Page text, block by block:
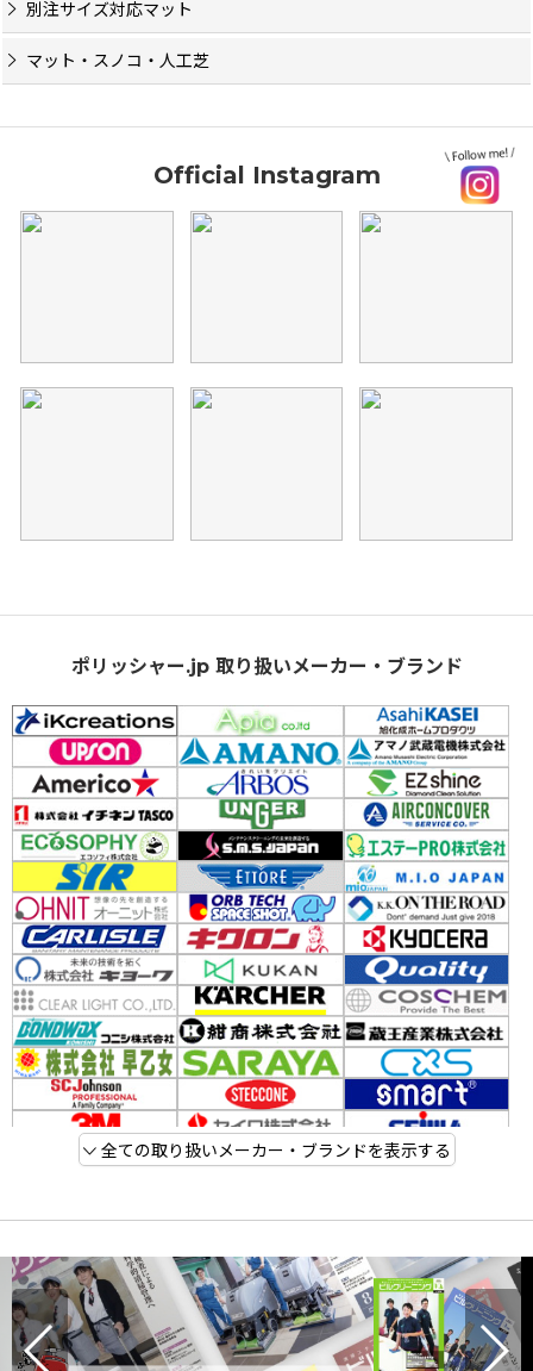
別注サイズ対応マット
マット・スノコ・人工芝
Official Instagram
ポリッシャー.jp 取り扱いメーカー・ブランド
全ての取り扱いメーカー・ブランドを表示する